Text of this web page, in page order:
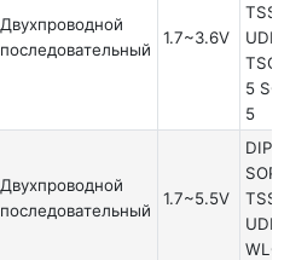
Двухпроводной
последовательный
1.7~3.6V
5
5
Двухпроводной
последовательный
1.7~5.5V
DIP8
SOP8